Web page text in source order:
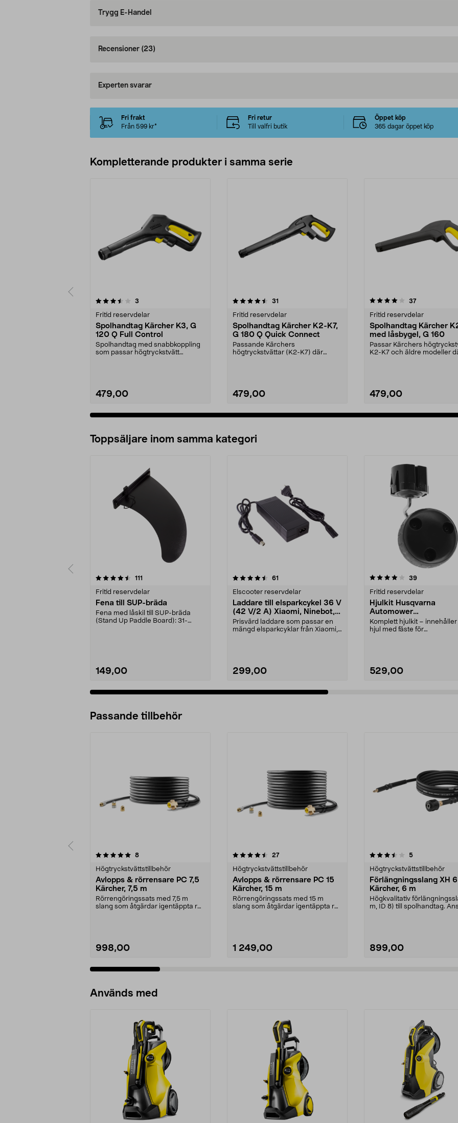
Trygg E-Handel
Recensioner (23)
Experten svarar
Fri frakt
Från 599 kr*
Fri retur
Till valfri butik
Öppet köp
365 dagar öppet köp
Kompletterande produkter i samma serie
3
Fritid reservdelar
Spolhandtag Kärcher K3, G
120 Q Full Control
Spolhandtag med snabbkoppling
som passar högtryckstvätt
479,00
4.5av 5 stjärnor 31
Fritid reservdelar
Spolhandtag Kärcher K2-K7,
G 180 Q Quick Connect
Passande Kärchers
högtryckstvättar (K2-K7) där
479,00
4.0av 5 stjärnor 37recensioner
Fritid reservdelar
Spolhandtag Kärcher
med låsbygel, G 160
Passar Kärchers
K2-K7 och äldre modeller
479,00
4.0av 5 stjärnor
Toppsäljare inom samma kategori
111
Fritid reservdelar
Fena till SUP-bräda
Fena med låskil till SUP-bräda
(Stand Up Paddle Board): 31-
149,00
4.5 av 5 stjärnor 61
Elscooter reservdelar
Laddare till elsparkcykel 36 V
(42 V/2 A) Xiaomi, Ninebot,
E-Way m.fl.
Prisvärd laddare som passar en
mängd elsparkcyklar från Xiaomi,
299,00
4.0 av 5 stjärnor 39recensioner
Fritid reservdelar
Hjulkit Husqvarna
Automower
R4/305/310/315/405X/
Komplett hjulkit – innehåller
hjul med fäste för
529,00
4.5 av 5 stjärnor
Passande tillbehör
8recensioner
Högtryckstvättstillbehör
Avlopps & rörrensare PC 7,5
Kärcher, 7,5 m
Rörrengöringssats med 7,5 m
slang som åtgärdar igentäppta rör
998,00
4.5av 5 stjärnor 27recensioner
Högtryckstvättstillbehör
Avlopps & rörrensare PC 15
Kärcher, 15 m
Rörrengöringssats med 15 m
slang som åtgärdar igentäppta rör
1 249,00
3.5av 5 stjärnor 5recensioner
Högtryckstvättstillbehör
Förlängningsslang XH
Kärcher, 6 m
Högkvalitativ
m, ID 8) till spolhandtag.
899,00
5.0av 5 stjärnor
Används med